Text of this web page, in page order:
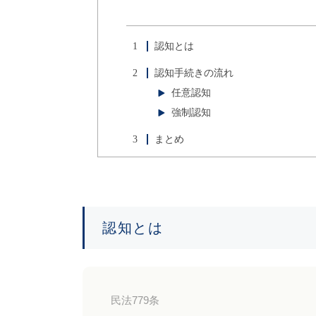
1 認知とは
2
認知手続きの流れ
任意認知
強制認知
3 まとめ
認知とは
民法779条